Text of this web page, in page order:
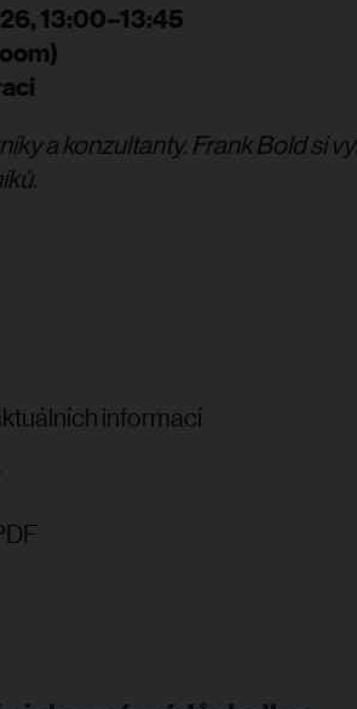
13:00–13:45
a konzultanty. Frank Bold si
informací